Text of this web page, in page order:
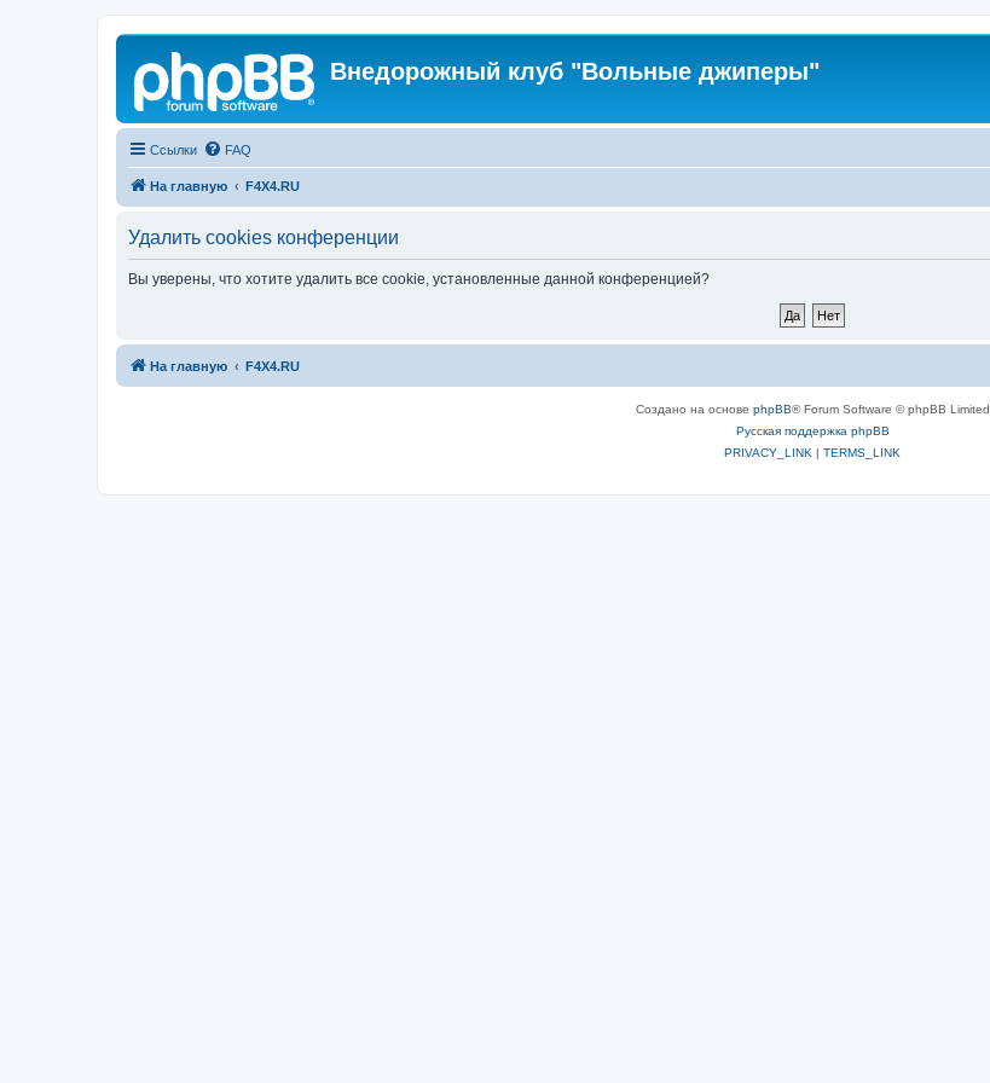
Внедорожный клуб "Вольные джиперы"
Ссылки FAQ
На главную F4X4.RU
Удалить cookies конференции
Вы уверены, что хотите удалить все cookie, установленные данной конференцией?
На главную F4X4.RU
Создано на основе phpBB® Forum Software © phpBB Limited
Русская поддержка phpBB
PRIVACY_LINK | TERMS_LINK